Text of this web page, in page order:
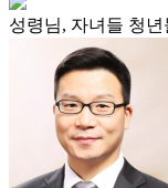
성령님, 자녀들 청년